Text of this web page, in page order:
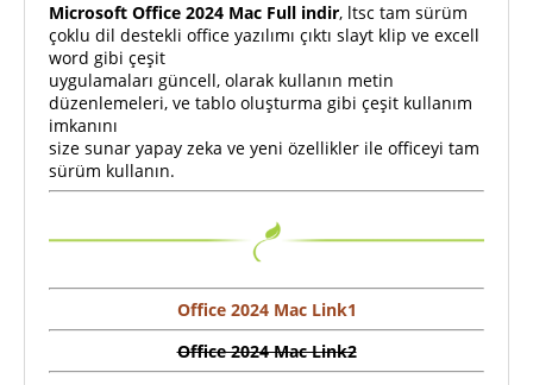
Microsoft Office 2024 Mac Full indir, ltsc tam sürüm
çoklu dil destekli office yazılımı çıktı slayt klip ve excell
word gibi çeşit
uygulamaları güncell, olarak kullanın metin
düzenlemeleri, ve tablo oluşturma gibi çeşit kullanım
imkanını
size sunar yapay zeka ve yeni özellikler ile officeyi tam
sürüm kullanın.
Office 2024 Mac Link1
Office 2024 Mac Link2